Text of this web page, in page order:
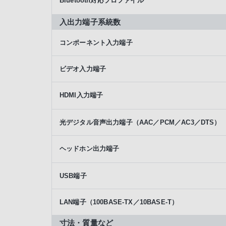
入出力端子系統数
コンポーネント入力端子
ビデオ入力端子
HDMI入力端子
光デジタル音声出力端子（AAC／PCM／AC3／DTS）
ヘッドホン出力端子
USB端子
LAN端子（100BASE-TX／10BASE-T）
寸法・質量など